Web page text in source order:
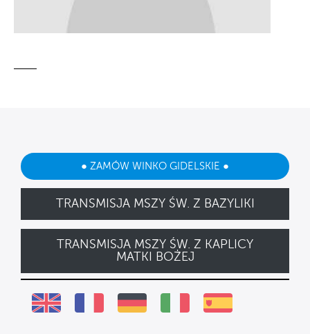
● ZAMÓW WINKO GIDELSKIE ●
TRANSMISJA MSZY ŚW. Z BAZYLIKI
TRANSMISJA MSZY ŚW. Z KAPLICY
MATKI BOŻEJ